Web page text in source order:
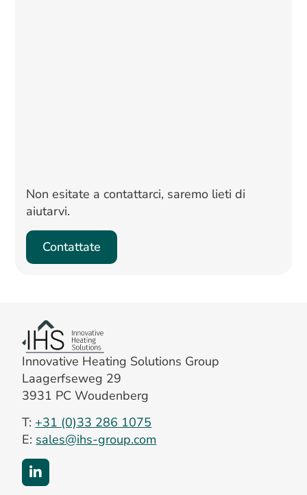
Non esitate a contattarci, saremo lieti di
aiutarvi.
Contattate
Innovative Heating Solutions Group
Laagerfseweg 29
3931 PC Woudenberg
T: +31 (0)33 286 1075
E: sales@ihs-group.com